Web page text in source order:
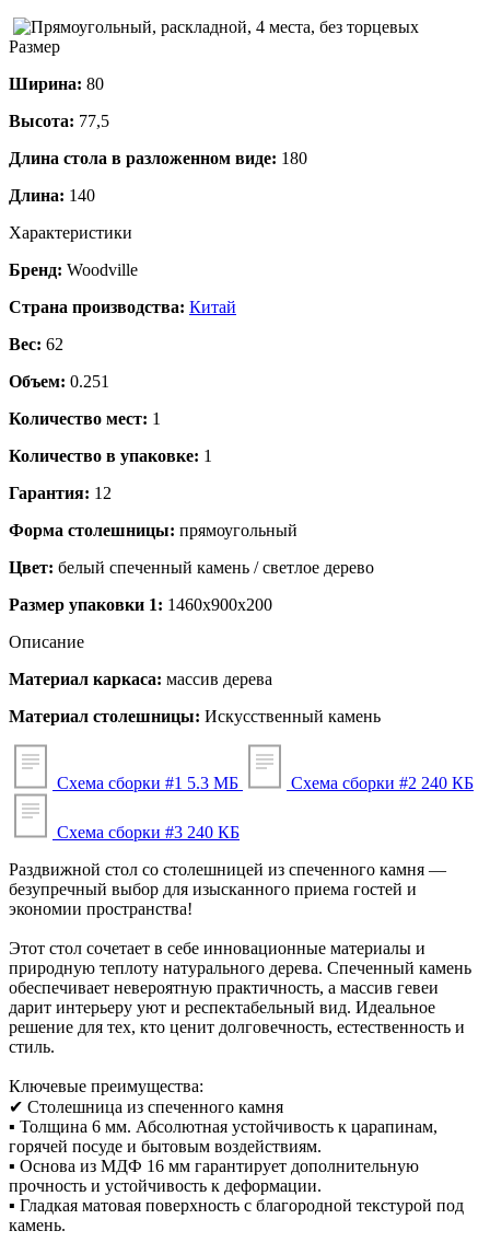
Размер
Ширина: 80
Высота: 77,5
Длина стола в разложенном виде: 180
Длина: 140
Характеристики
Бренд: Woodville
Страна производства: Китай
Вес: 62
Объем: 0.251
Количество мест: 1
Количество в упаковке: 1
Гарантия: 12
Форма столешницы: прямоугольный
Цвет: белый спеченный камень / светлое дерево
Размер упаковки 1: 1460x900x200
Описание
Материал каркаса: массив дерева
Материал столешницы: Искусственный камень
Схема сборки #1 5.3 МБ Схема сборки #2 240 КБ
Схема сборки #3 240 КБ
Раздвижной стол со столешницей из спеченного камня —
безупречный выбор для изысканного приема гостей и
экономии пространства!
Этот стол сочетает в себе инновационные материалы и
природную теплоту натурального дерева. Спеченный камень
обеспечивает невероятную практичность, а массив гевеи
дарит интерьеру уют и респектабельный вид. Идеальное
решение для тех, кто ценит долговечность, естественность и
стиль.
Ключевые преимущества:
✔ Столешница из спеченного камня
▪ Толщина 6 мм. Абсолютная устойчивость к царапинам,
горячей посуде и бытовым воздействиям.
▪ Основа из МДФ 16 мм гарантирует дополнительную
прочность и устойчивость к деформации.
▪ Гладкая матовая поверхность с благородной текстурой под
камень.